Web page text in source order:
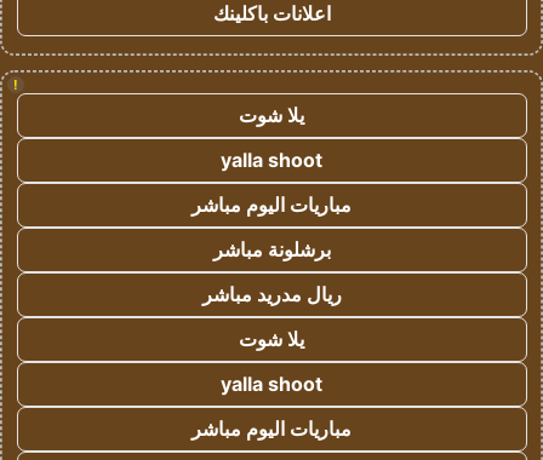
اعلانات باكلينك
!
يلا شوت
yalla shoot
مباريات اليوم مباشر
برشلونة مباشر
ريال مدريد مباشر
يلا شوت
yalla shoot
مباريات اليوم مباشر